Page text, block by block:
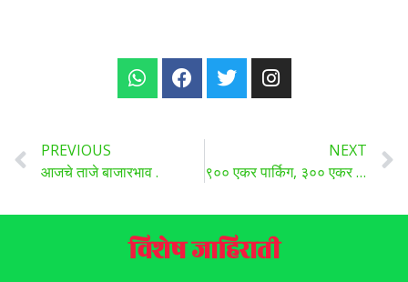
PREVIOUS
आजचे ताजे बाजारभाव .
NEXT
९०० एकर पार्किग, ३०० एकर वर सभा, १०,००० स्वयंसेवक, २५०० पोलीस, ५०० होमगार्ड, 300 डॉक्टर्स अशी आहे आजच्या जरांगे पाटील यांच्या मराठा आरक्षण मेळाव्याची जंगी तयारी.
विशेष जाहिराती